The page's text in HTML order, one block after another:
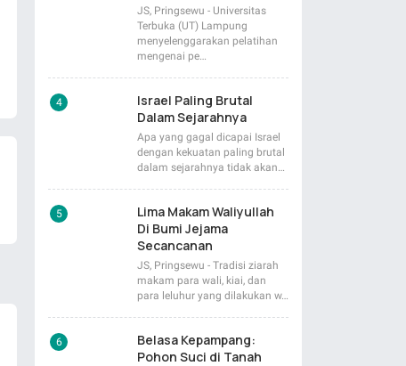
JS, Pringsewu - Universitas
Terbuka (UT) Lampung
menyelenggarakan pelatihan
mengenai pe…
Israel Paling Brutal
Dalam Sejarahnya
Apa yang gagal dicapai Israel
dengan kekuatan paling brutal
dalam sejarahnya tidak akan…
Lima Makam Waliyullah
Di Bumi Jejama
Secancanan
JS, Pringsewu - Tradisi ziarah
makam para wali, kiai, dan
para leluhur yang dilakukan w…
Belasa Kepampang:
Pohon Suci di Tanah